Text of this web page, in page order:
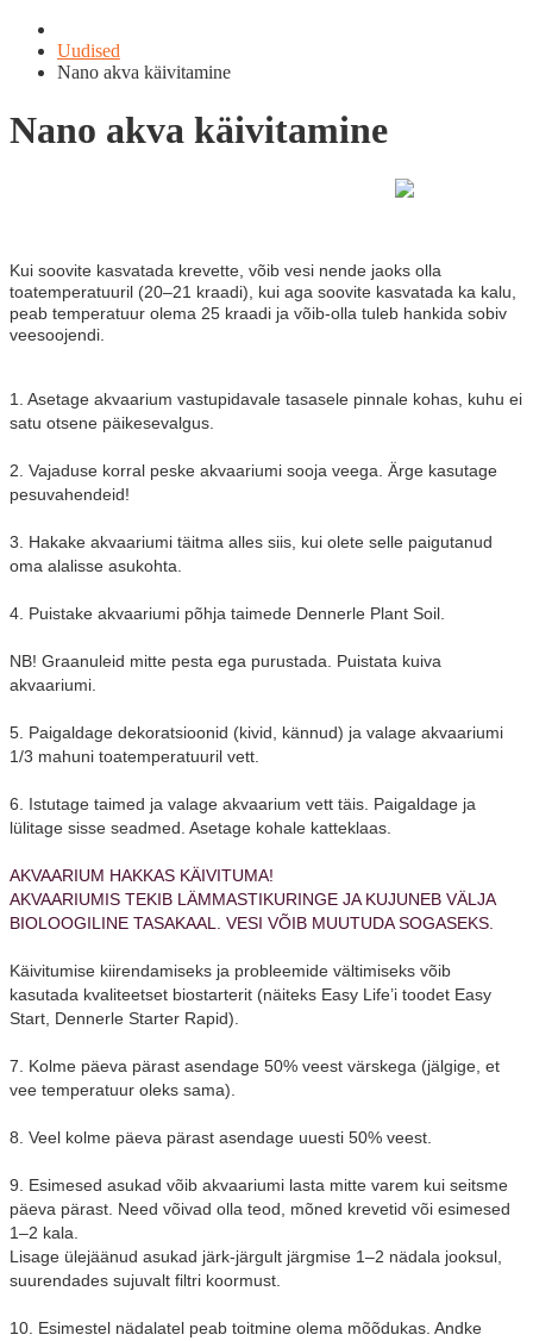
Uudised
Nano akva käivitamine
Nano akva käivitamine
Kui soovite kasvatada krevette, võib vesi nende jaoks olla
toatemperatuuril (20–21 kraadi), kui aga soovite kasvatada ka kalu,
peab temperatuur olema 25 kraadi ja võib-olla tuleb hankida sobiv
veesoojendi.
1.
Asetage akvaarium vastupidavale tasasele pinnale kohas, kuhu ei
satu otsene päikesevalgus.
2. Vajaduse korral peske akvaariumi sooja veega. Ärge kasutage
pesuvahendeid!
3.
Hakake akvaariumi täitma alles siis, kui olete selle paigutanud
oma alalisse asukohta.
4. Puistake akvaariumi põhja taimede Dennerle Plant Soil.
NB! Graanuleid mitte pesta ega purustada. Puistata kuiva
akvaariumi.
5. Paigaldage dekoratsioonid (kivid, kännud) ja valage akvaariumi
1/3 mahuni toatemperatuuril vett.
6.
Istutage taimed ja valage akvaarium vett täis. Paigaldage ja
lülitage sisse seadmed. Asetage kohale katteklaas.
AKVAARIUM HAKKAS KÄIVITUMA!
AKVAARIUMIS TEKIB LÄMMASTIKURINGE JA KUJUNEB VÄLJA
BIOLOOGILINE TASAKAAL. VESI VÕIB MUUTUDA SOGASEKS.
Käivitumise kiirendamiseks ja probleemide vältimiseks võib
kasutada kvaliteetset biostarterit (näiteks Easy Life’i toodet Easy
Start, Dennerle Starter Rapid).
7.
Kolme päeva pärast asendage 50% veest värskega (jälgige, et
vee temperatuur oleks sama).
8. Veel kolme päeva pärast asendage uuesti 50% veest.
9.
Esimesed asukad võib akvaariumi lasta mitte varem kui seitsme
päeva pärast. Need võivad olla teod, mõned krevetid või esimesed
1–2 kala.
Lisage ülejäänud asukad järk-järgult järgmise 1–2 nädala jooksul,
suurendades sujuvalt filtri koormust.
10. Esimestel nädalatel peab toitmine olema mõõdukas. Andke